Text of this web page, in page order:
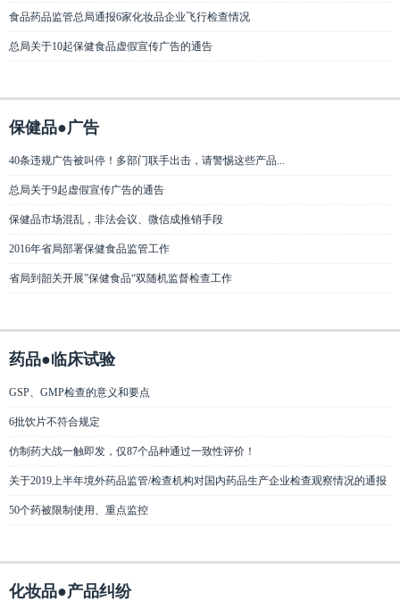
食品药品监管总局通报6家化妆品企业飞行检查情况
总局关于10起保健食品虚假宣传广告的通告
保健品●广告
40条违规广告被叫停！多部门联手出击，请警惕这些产品...
总局关于9起虚假宣传广告的通告
保健品市场混乱，非法会议、微信成推销手段
2016年省局部署保健食品监管工作
省局到韶关开展”保健食品“双随机监督检查工作
药品●临床试验
GSP、GMP检查的意义和要点
6批饮片不符合规定
仿制药大战一触即发，仅87个品种通过一致性评价！
关于2019上半年境外药品监管/检查机构对国内药品生产企业检查观察情况的通报
50个药被限制使用、重点监控
化妆品●产品纠纷